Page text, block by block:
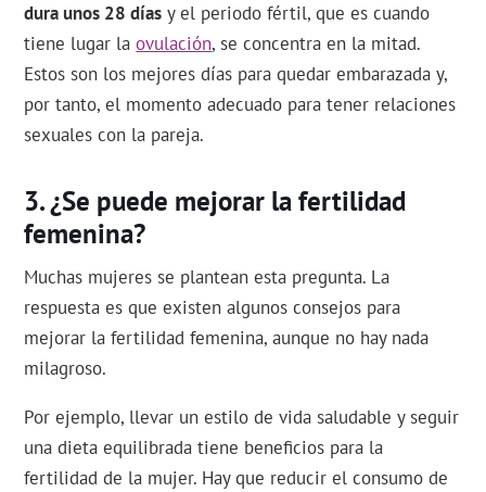
dura unos 28 días y el periodo fértil, que es cuando
tiene lugar laovulación, se concentra en la mitad.
Estos son los mejores días para quedar embarazada y,
por tanto, el momento adecuado para tener relaciones
sexuales con la pareja.
¿Se puede mejorar la fertilidad
femenina?
Muchas mujeres se plantean esta pregunta. La
respuesta es que existen algunos consejos para
mejorar la fertilidad femenina, aunque no hay nada
milagroso.
Por ejemplo, llevar un estilo de vida saludable y seguir
una dieta equilibrada tiene beneficios para la
fertilidad de la mujer. Hay que reducir el consumo de